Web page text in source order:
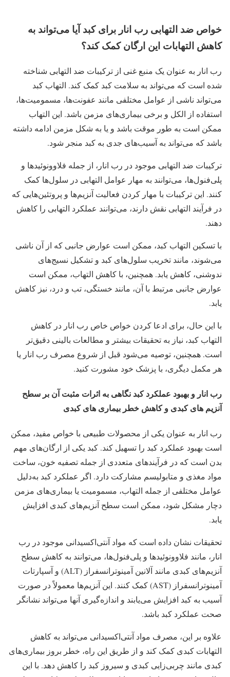
خواص ضد التهابی رب انار برای کبد آیا می‌تواند به
کاهش التهابات این ارگان کمک کند؟
رب انار به عنوان یک منبع غنی از ترکیبات ضد التهابی شناخته
شده است که می‌تواند به سلامت کبد کمک کند. التهاب کبد
می‌تواند ناشی از عوامل مختلفی مانند عفونت‌ها، مسمومیت‌ها،
استفاده از الکل و برخی بیماری‌های مزمن باشد. این التهاب
ممکن است به طور موقت باشد و یا به شکل مزمن ادامه داشته
باشد که می‌تواند به آسیب‌های جدی به کبد منجر شود.
ترکیبات ضد التهابی موجود در رب انار، از جمله فلاوونوئیدها و
پلی‌فنول‌ها، می‌توانند به مهار عوامل التهابی در سلول‌ها کمک
کنند. این ترکیبات با مهار کردن فعالیت آنزیم‌ها و پروتئین‌هایی که
در فرآیند التهابی نقش دارند، می‌توانند عملکرد التهابی را کاهش
دهند.
با تسکین التهاب کبد، ممکن است عوارض جانبی که از آن ناشی
می‌شوند، مانند تخریب سلول‌های کبد و تشکیل نسیج‌های
ندوشنی، کاهش یابد. همچنین، با کاهش التهاب، ممکن است
عوارض جانبی مرتبط با آن، مانند خستگی، تب و درد، نیز کاهش
یابد.
با این حال، برای ادعا کردن خواص خاص رب انار در کاهش
التهاب کبد، نیاز به تحقیقات بیشتر و مطالعات بالینی دقیق‌تر
است. همچنین، توصیه می‌شود قبل از شروع مصرف رب انار یا
هر مکمل دیگری، با پزشک خود مشورت کنید.
رب انار و بهبود عملکرد کبد نگاهی به اثرات مثبت آن بر سطح
آنزیم‌ های کبدی و کاهش خطر بیماری‌ های کبدی
رب انار به عنوان یکی از محصولات طبیعی با خواص مفید، ممکن
است بهبود عملکرد کبد را تسهیل کند. کبد یکی از ارگان‌های مهم
بدن است که در فرآیندهای متعددی از جمله تصفیه خون، ساخت
مواد مغذی و متابولیسم مشارکت دارد. اگر عملکرد کبد به‌دلیل
عوامل مختلفی از جمله التهاب، مسمومیت یا بیماری‌های مزمن
دچار مشکل شود، ممکن است سطح آنزیم‌های کبدی افزایش
یابد.
تحقیقات نشان داده است که مواد آنتی‌اکسیدانی موجود در رب
انار، مانند فلاوونوئیدها و پلی‌فنول‌ها، می‌توانند به کاهش سطح
آنزیم‌های کبدی مانند آلانین آمینوترانسفراز (ALT) و آسپارتات
آمینوترانسفراز (AST) کمک کنند. این آنزیم‌ها معمولاً در صورت
آسیب به کبد افزایش می‌یابند و اندازه‌گیری آنها می‌تواند نشانگر
صحت عملکرد کبد باشد.
علاوه بر این، مصرف مواد آنتی‌اکسیدانی می‌تواند به کاهش
التهابات کبدی کمک کند و از طریق این راه، خطر بروز بیماری‌های
کبدی مانند چربی‌زایی کبدی و سیروز کبد را کاهش دهد. با این